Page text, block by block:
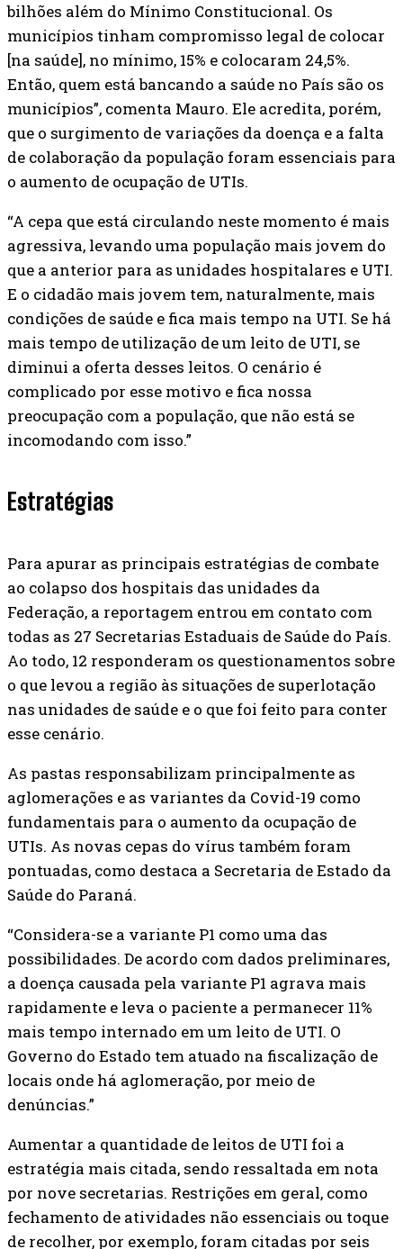
bilhões além do Mínimo Constitucional. Os
municípios tinham compromisso legal de colocar
[na saúde], no mínimo, 15% e colocaram 24,5%.
Então, quem está bancando a saúde no País são os
municípios”, comenta Mauro. Ele acredita, porém,
que o surgimento de variações da doença e a falta
de colaboração da população foram essenciais para
o aumento de ocupação de UTIs.
“A cepa que está circulando neste momento é mais
agressiva, levando uma população mais jovem do
que a anterior para as unidades hospitalares e UTI.
E o cidadão mais jovem tem, naturalmente, mais
condições de saúde e fica mais tempo na UTI. Se há
mais tempo de utilização de um leito de UTI, se
diminui a oferta desses leitos. O cenário é
complicado por esse motivo e fica nossa
preocupação com a população, que não está se
incomodando com isso.”
Estratégias
Para apurar as principais estratégias de combate
ao colapso dos hospitais das unidades da
Federação, a reportagem entrou em contato com
todas as 27 Secretarias Estaduais de Saúde do País.
Ao todo, 12 responderam os questionamentos sobre
o que levou a região às situações de superlotação
nas unidades de saúde e o que foi feito para conter
esse cenário.
As pastas responsabilizam principalmente as
aglomerações e as variantes da Covid-19 como
fundamentais para o aumento da ocupação de
UTIs. As novas cepas do vírus também foram
pontuadas, como destaca a Secretaria de Estado da
Saúde do Paraná.
“Considera-se a variante P1 como uma das
possibilidades. De acordo com dados preliminares,
a doença causada pela variante P1 agrava mais
rapidamente e leva o paciente a permanecer 11%
mais tempo internado em um leito de UTI. O
Governo do Estado tem atuado na fiscalização de
locais onde há aglomeração, por meio de
denúncias.”
Aumentar a quantidade de leitos de UTI foi a
estratégia mais citada, sendo ressaltada em nota
por nove secretarias. Restrições em geral, como
fechamento de atividades não essenciais ou toque
de recolher, por exemplo, foram citadas por seis